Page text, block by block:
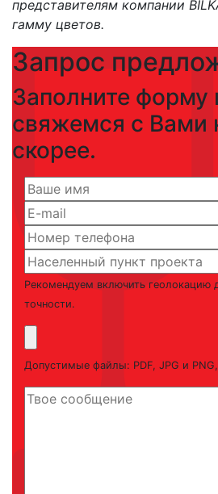
представителям компании
гамму цветов.
Запрос
Заполните форму
свяжемся с Вами
скорее.
Рекомендуем включить геолокацию
точности.
Допустимые файлы: PDF, JPG и